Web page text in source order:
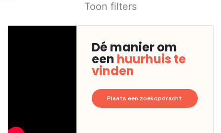
Toon filters
Dé manier om
een huurhuis te
vinden
Plaats een zoekopdracht